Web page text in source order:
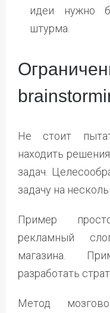
идеи нужно
штурма.
Не стоит
находить
задач.
задачу на
Пример
рекламный
магазина.
разработать
Метод